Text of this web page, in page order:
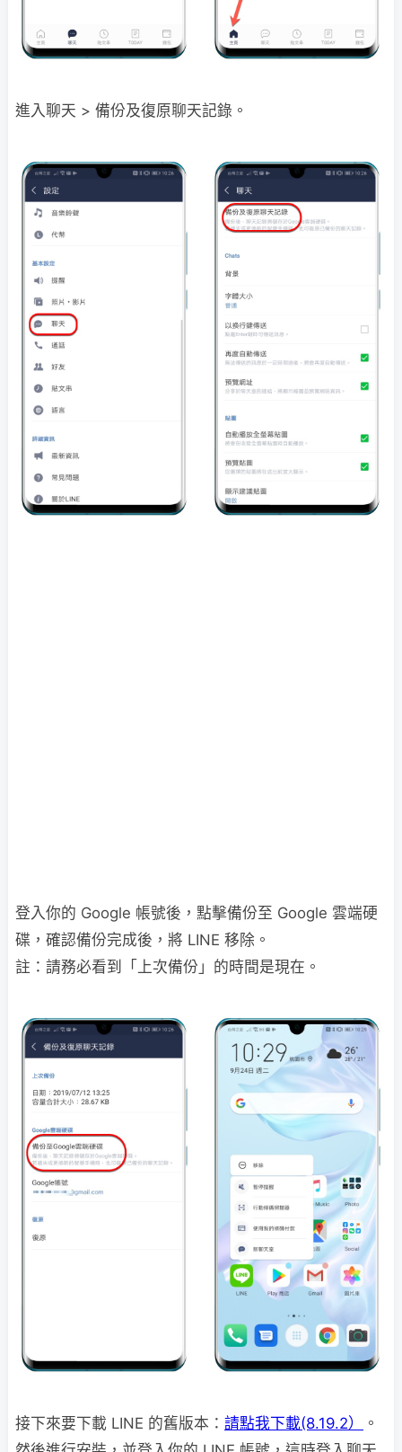
進入聊天 > 備份及復原聊天記錄。
登入你的 Google 帳號後，點擊備份至 Google 雲端硬
碟，確認備份完成後，將 LINE 移除。
註：請務必看到「上次備份」的時間是現在。
接下來要下載 LINE 的舊版本： 請點我下載(8.19.2）
。